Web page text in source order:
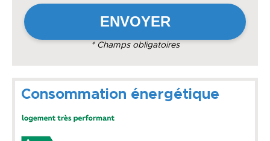
* Champs obligatoires
Consommation énergétique